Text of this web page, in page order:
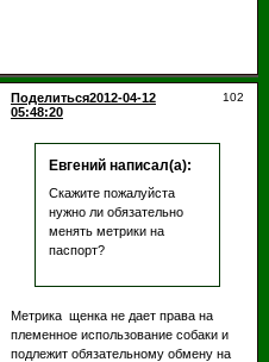
Поделиться 102
2012-04-12
05:48:20
Евгений написал(а):
Скажите пожалуйста
нужно ли обязательно
менять метрики на
паспорт?
Метрика щенка не дает права на
племенное использование собаки и
подлежит обязательному обмену на